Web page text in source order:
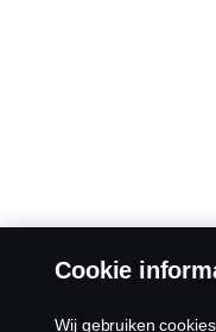
Cookie
Wij gebruiken